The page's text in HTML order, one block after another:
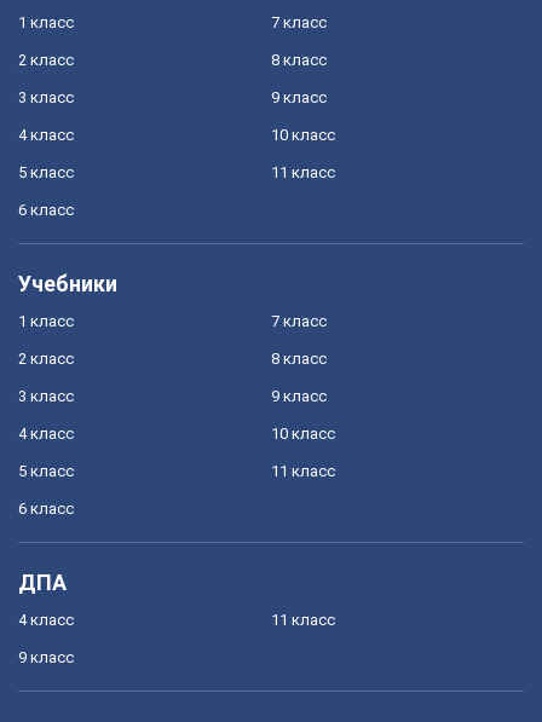
1 класс
2 класс
3 класс
4 класс
5 класс
6 класс
7 класс
8 класс
9 класс
10 класс
11 класс
Учебники
1 класс
2 класс
3 класс
4 класс
5 класс
6 класс
7 класс
8 класс
9 класс
10 класс
11 класс
ДПА
4 класс
9 класс
11 класс